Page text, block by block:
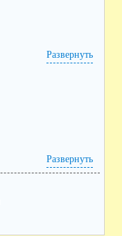
Развернуть
Развернуть